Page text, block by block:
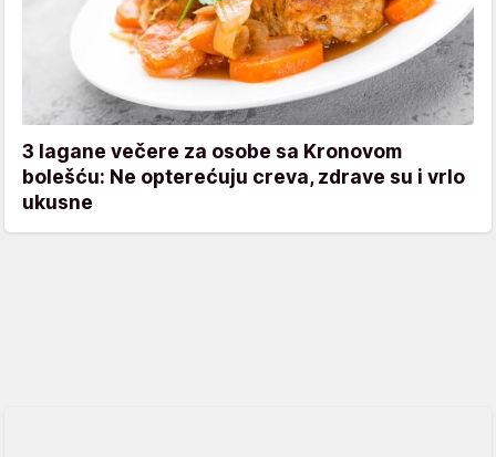
3 lagane večere za osobe sa Kronovom
bolešću: Ne opterećuju creva, zdrave su i vrlo
ukusne